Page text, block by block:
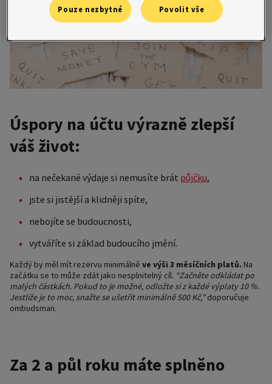
Úspory na účtu výrazně zlepší
váš život:
na nečekané výdaje si nemusíte brát půjčku,
jste si jistější a klidněji spíte,
nebojíte se budoucnosti,
vytváříte si základ budoucího jmění.
Každý by měl mít rezervu minimálně ve výši 3 měsíčních platů. Na
začátku se to může zdát jako nesplnitelný cíl. “Začněte odkládat po
malých částkách. Pokud to je možné, odložte si z každé výplaty 10 %.
Jestliže je to moc, snažte se ušetřit minimálně 500 Kč,”doporučuje
ombudsman.
Za 2 a půl roku máte splněno
Pouze nezbytné Povolit vše